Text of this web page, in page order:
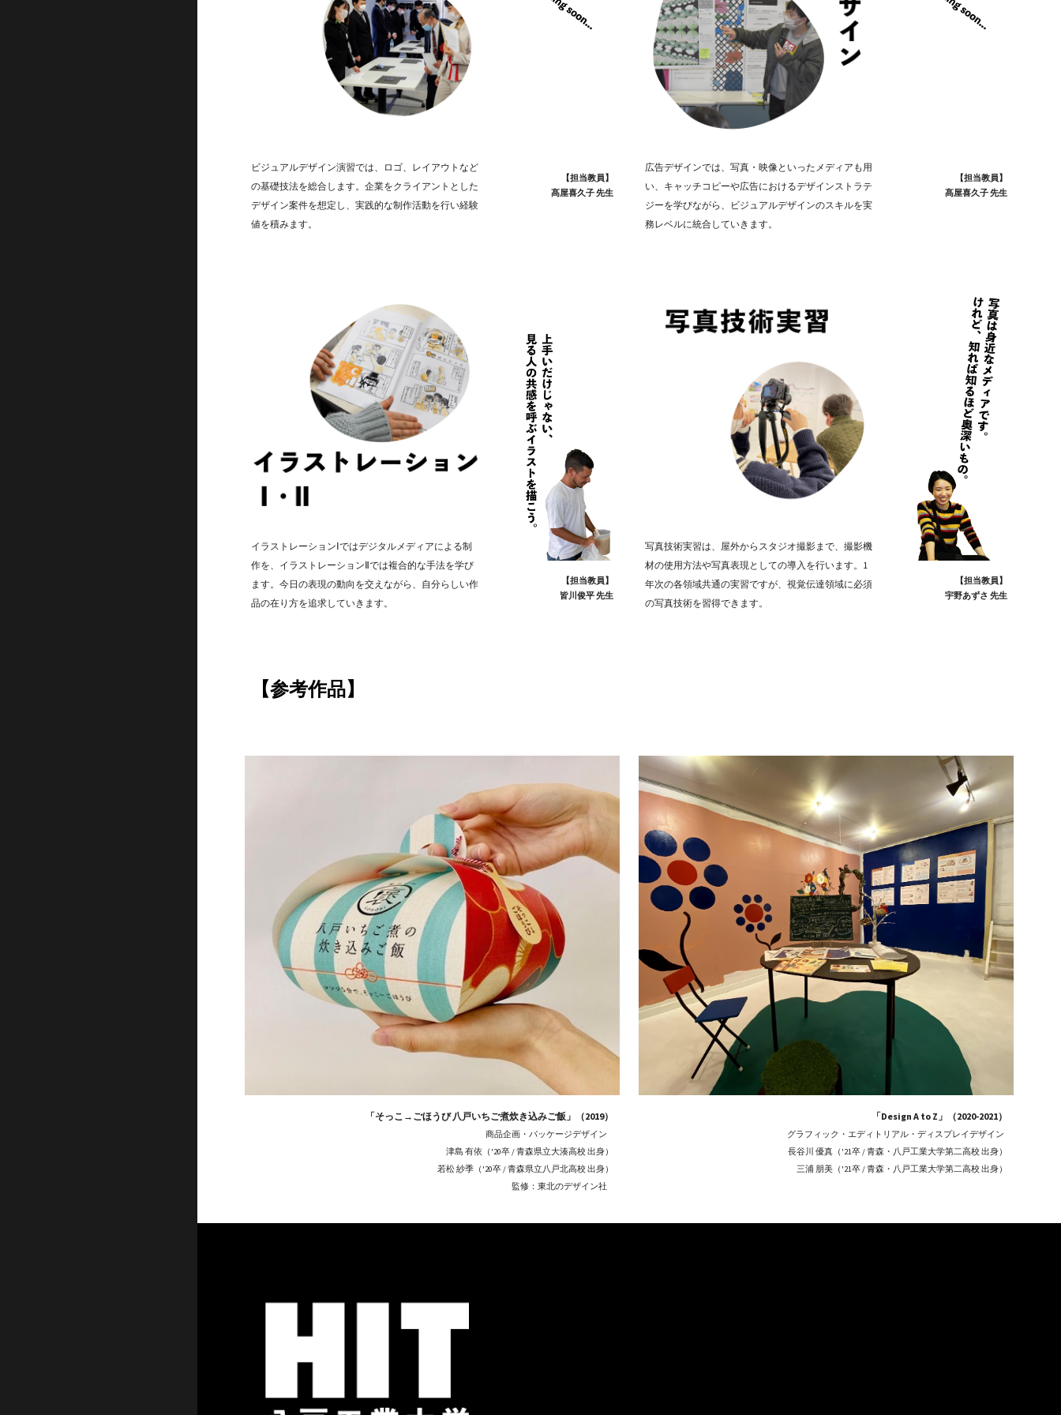
ビジュアルデザイン演習では、ロゴ、レイアウトなど
の基礎技法を総合します。企業をクライアントとした
デザイン案件を想定し、実践的な制作活動を行い経験
値を積みます。
【担当教員】
髙屋喜久子 先生
広告デザインでは、写真・映像といったメディアも用
い、キャッチコピーや広告におけるデザインストラテ
ジーを学びながら、ビジュアルデザインのスキルを実
務レベルに統合していきます。
【担当教員】
髙屋喜久子 先生
イラストレーションⅠではデジタルメディアによる制
作を、イラストレーションⅡでは複合的な手法を学び
ます。今日の表現の動向を交えながら、自分らしい作
品の在り方を追求していきます。
【担当教員】
皆川俊平 先生
写真技術実習は、屋外からスタジオ撮影まで、撮影機
材の使用方法や写真表現としての導入を行います。1
年次の各領域共通の実習ですが、視覚伝達領域に必須
の写真技術を習得できます。
【担当教員】
宇野あずさ 先生
【参考作品】
「そっこ→ごほうび 八戸いちご煮炊き込みご飯」（2019）
商品企画・パッケージデザイン
津島 有依（'20卒 / 青森県立大湊高校 出身）
若松 紗季（'20卒 / 青森県立八戸北高校 出身）
監修：東北のデザイン社
「Design A to Z」（2020-2021）
グラフィック・エディトリアル・ディスプレイデザイン
長谷川 優真（'21卒 / 青森・八戸工業大学第二高校 出身）
三浦 朋美（'21卒 / 青森・八戸工業大学第二高校 出身）